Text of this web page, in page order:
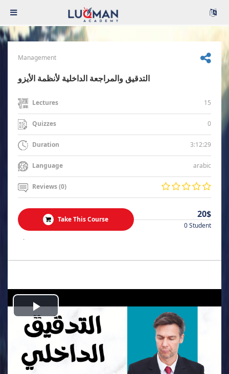
Management
التدقيق والمراجعة الداخلية لأنظمة الأيزو
Lectures 15
Quizzes 0
Duration 3:12:29
Language arabic
Reviews (0)
Take This Course 20$
0 Student
.
Play
Video